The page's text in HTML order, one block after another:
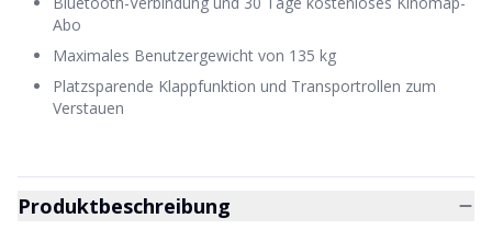
Abo
Maximales Benutzergewicht von 135 kg
Platzsparende Klappfunktion und Transportrollen zum
Verstauen
Produktbeschreibung